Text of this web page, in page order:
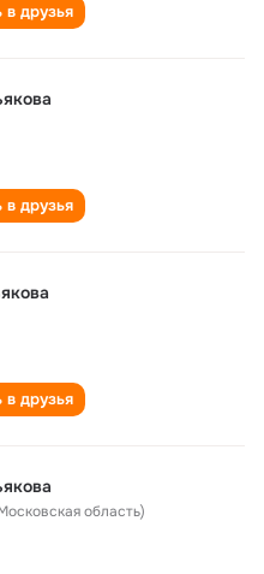
в друзья
в друзья
в друзья
область)